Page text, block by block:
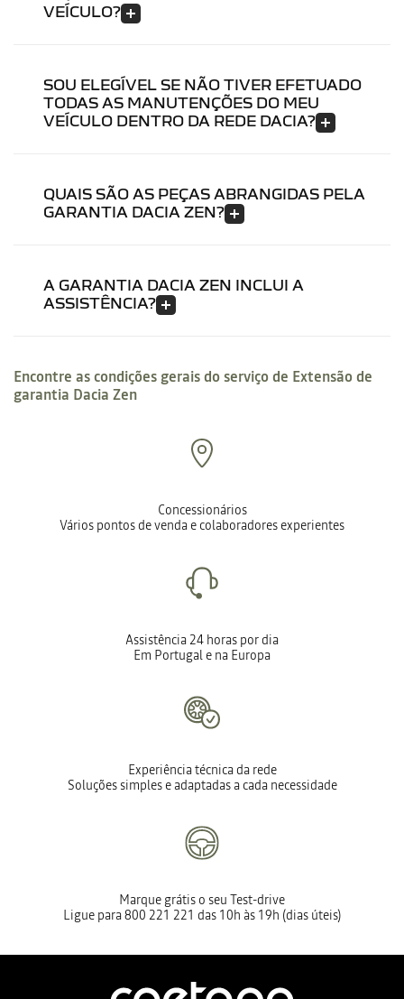
VEÍCULO?
SOU ELEGÍVEL SE NÃO TIVER EFETUADO
TODAS AS MANUTENÇÕES DO MEU
VEÍCULO DENTRO DA REDE DACIA?
QUAIS SÃO AS PEÇAS ABRANGIDAS PELA
GARANTIA DACIA ZEN?
A GARANTIA DACIA ZEN INCLUI A
ASSISTÊNCIA?
Encontre as condições gerais do serviço de Extensão de
garantia Dacia Zen
Concessionários
Vários pontos de venda e colaboradores experientes
Assistência 24 horas por dia
Em Portugal e na Europa
Experiência técnica da rede
Soluções simples e adaptadas a cada necessidade
Marque grátis o seu Test-drive
Ligue para 800 221 221 das 10h às 19h (dias úteis)